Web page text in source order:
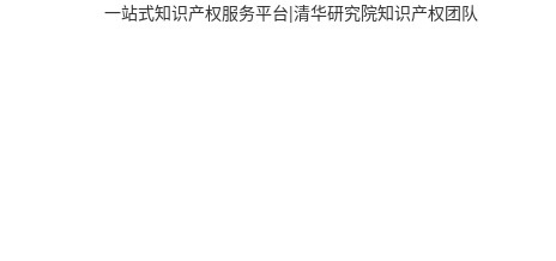
一站式知识产权服务平台|清华研究院知识产权团队